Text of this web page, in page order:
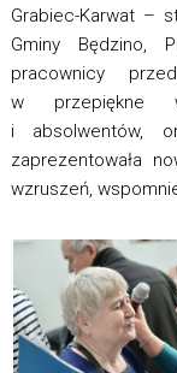
Grabiec-Karwat –
Gminy Będzino,
pracownicy
w przepiękne
i absolwentów,
zaprezentowała
wzruszeń,